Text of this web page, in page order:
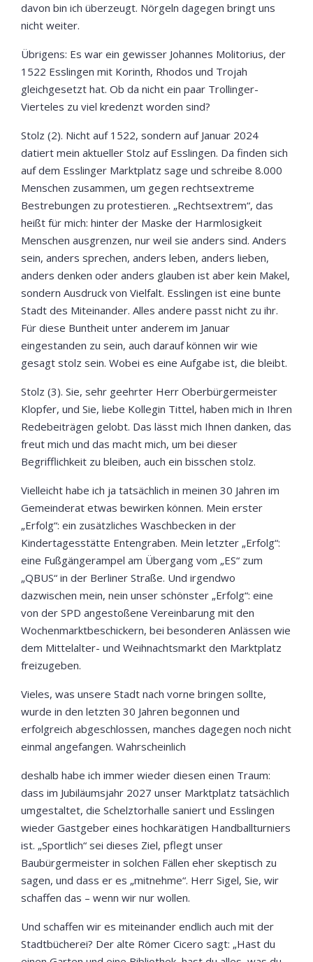
davon bin ich überzeugt. Nörgeln dagegen bringt uns
nicht weiter.
Übrigens: Es war ein gewisser Johannes Molitorius, der
1522 Esslingen mit Korinth, Rhodos und Trojah
gleichgesetzt hat. Ob da nicht ein paar Trollinger-
Vierteles zu viel kredenzt worden sind?
Stolz (2). Nicht auf 1522, sondern auf Januar 2024
datiert mein aktueller Stolz auf Esslingen. Da finden sich
auf dem Esslinger Marktplatz sage und schreibe 8.000
Menschen zusammen, um gegen rechtsextreme
Bestrebungen zu protestieren. „Rechtsextrem“, das
heißt für mich: hinter der Maske der Harmlosigkeit
Menschen ausgrenzen, nur weil sie anders sind. Anders
sein, anders sprechen, anders leben, anders lieben,
anders denken oder anders glauben ist aber kein Makel,
sondern Ausdruck von Vielfalt. Esslingen ist eine bunte
Stadt des Miteinander. Alles andere passt nicht zu ihr.
Für diese Buntheit unter anderem im Januar
eingestanden zu sein, auch darauf können wir wie
gesagt stolz sein. Wobei es eine Aufgabe ist, die bleibt.
Stolz (3). Sie, sehr geehrter Herr Oberbürgermeister
Klopfer, und Sie, liebe Kollegin Tittel, haben mich in Ihren
Redebeiträgen gelobt. Das lässt mich Ihnen danken, das
freut mich und das macht mich, um bei dieser
Begrifflichkeit zu bleiben, auch ein bisschen stolz.
Vielleicht habe ich ja tatsächlich in meinen 30 Jahren im
Gemeinderat etwas bewirken können. Mein erster
„Erfolg“: ein zusätzliches Waschbecken in der
Kindertagesstätte Entengraben. Mein letzter „Erfolg“:
eine Fußgängerampel am Übergang vom „ES“ zum
„QBUS“ in der Berliner Straße. Und irgendwo
dazwischen mein, nein unser schönster „Erfolg“: eine
von der SPD angestoßene Vereinbarung mit den
Wochenmarktbeschickern, bei besonderen Anlässen wie
dem Mittelalter- und Weihnachtsmarkt den Marktplatz
freizugeben.
Vieles, was unsere Stadt nach vorne bringen sollte,
wurde in den letzten 30 Jahren begonnen und
erfolgreich abgeschlossen, manches dagegen noch nicht
einmal angefangen. Wahrscheinlich
deshalb habe ich immer wieder diesen einen Traum:
dass im Jubiläumsjahr 2027 unser Marktplatz tatsächlich
umgestaltet, die Schelztorhalle saniert und Esslingen
wieder Gastgeber eines hochkarätigen Handballturniers
ist. „Sportlich“ sei dieses Ziel, pflegt unser
Baubürgermeister in solchen Fällen eher skeptisch zu
sagen, und dass er es „mitnehme“. Herr Sigel, Sie, wir
schaffen das – wenn wir nur wollen.
Und schaffen wir es miteinander endlich auch mit der
Stadtbücherei? Der alte Römer Cicero sagt: „Hast du